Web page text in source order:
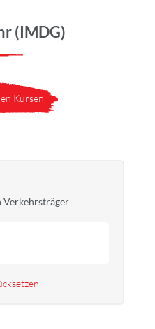
(IMDG)
Kursen
Verkehrsträger